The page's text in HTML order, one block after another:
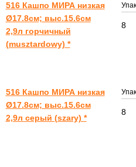
516 Кашпо МИРА низкая
Ø17.8см; выс.15.6см
2,9л горчичный
(musztardowy) *
8
516 Кашпо МИРА низкая
Ø17.8см; выс.15.6см
2,9л серый (szary) *
8